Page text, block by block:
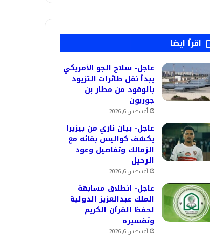
اقرأ ايضا
عاجل- سلاح الجو الأمريكي
يبدأ نقل طائرات التزيود
بالوقود من مطار بن
جوريون
أغسطس 6, 2026
عاجل- بيان ناري من بيزيرا
يكشف كواليس بقائه مع
الزمالك وتفاصيل وعود
الرحيل
أغسطس 6, 2026
عاجل- انطلاق مسابقة
الملك عبدالعزيز الدولية
لحفظ القرآن الكريم
وتفسيره
أغسطس 6, 2026